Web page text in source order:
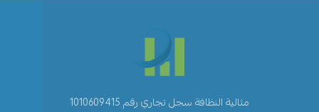
مثالية النظافة سجل تجاري رقم 1010609415